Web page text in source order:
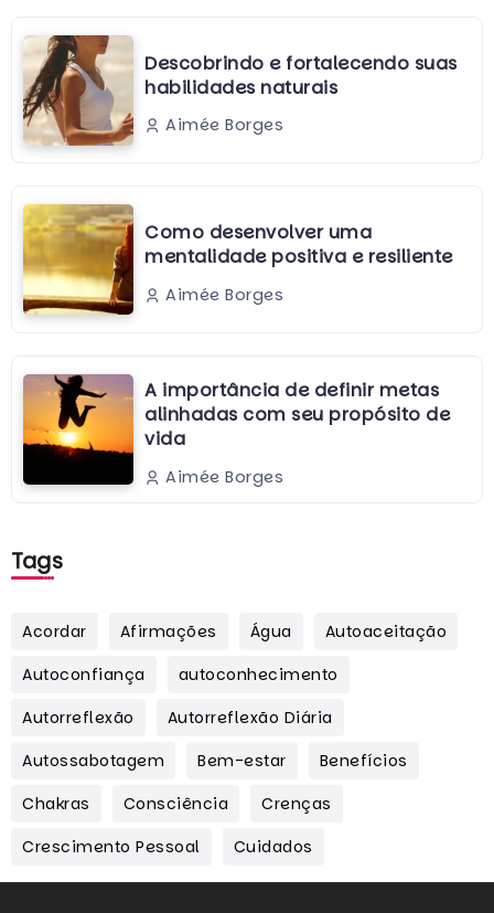
Descobrindo e fortalecendo suas
habilidades naturais
Aimée Borges
Como desenvolver uma
mentalidade positiva e resiliente
Aimée Borges
A importância de definir metas
alinhadas com seu propósito de
vida
Aimée Borges
Tags
Acordar Afirmações Água
Autoaceitação
Autoconfiança
autoconhecimento
Autorreflexão
Autorreflexão Diária
Autossabotagem
Bem-estar
Benefícios
Chakras
Consciência
Crenças
Crescimento Pessoal
Cuidados